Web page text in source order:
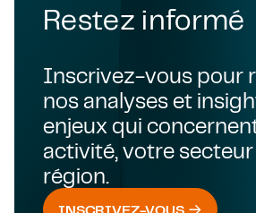
Restez informé
Inscrivez-vous pour
nos analyses et
enjeux qui
activité, votre
région.